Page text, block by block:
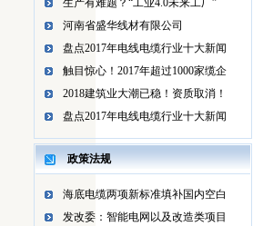
生产有难题？“工业4.0未来工厂”
河南省盛华线材有限公司
盘点2017年电线电缆行业十大新闻
触目惊心！2017年超过1000家缆企
2018建筑业大潮已稳！资质取消！
盘点2017年电线电缆行业十大新闻
政策法规
海底电缆两项新标准填补国内空白
发改委：智能电网以及改造类项目